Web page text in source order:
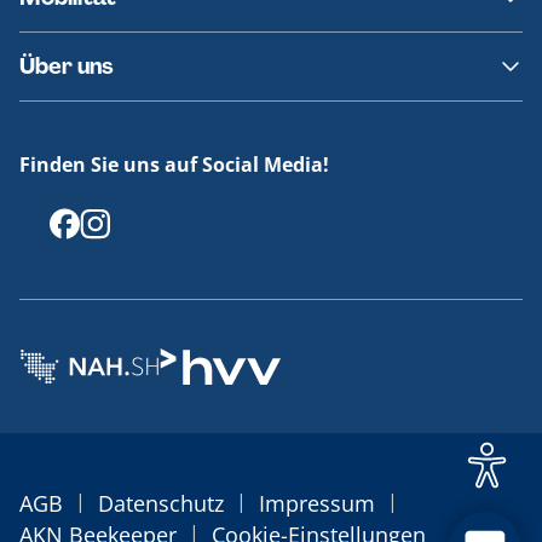
Fundsachen
Häufige Fragen
Barrierefreies Reisen
Erklärung Barrierefreiheit
Über uns
Offenlegungen
Finden Sie uns auf Social Media!
AGB | Datenschutz | Impressum |
AKN Beekeeper | Cookie-Einstellungen